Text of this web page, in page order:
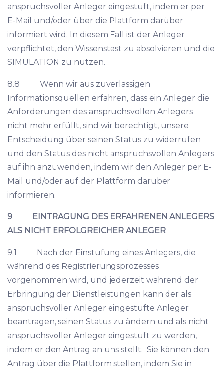
anspruchsvoller Anleger eingestuft, indem er per
E-Mail und/oder über die Plattform darüber
informiert wird. In diesem Fall ist der Anleger
verpflichtet, den Wissenstest zu absolvieren und die
SIMULATION zu nutzen.
8.8 Wenn wir aus zuverlässigen
Informationsquellen erfahren, dass ein Anleger die
Anforderungen des anspruchsvollen Anlegers
nicht mehr erfüllt, sind wir berechtigt, unsere
Entscheidung über seinen Status zu widerrufen
und den Status des nicht anspruchsvollen Anlegers
auf ihn anzuwenden, indem wir den Anleger per E-
Mail und/oder auf der Plattform darüber
informieren.
9 EINTRAGUNG DES ERFAHRENEN ANLEGERS
ALS NICHT ERFOLGREICHER ANLEGER
9.1 Nach der Einstufung eines Anlegers, die
während des Registrierungsprozesses
vorgenommen wird, und jederzeit während der
Erbringung der Dienstleistungen kann der als
anspruchsvoller Anleger eingestufte Anleger
beantragen, seinen Status zu ändern und als nicht
anspruchsvoller Anleger eingestuft zu werden,
indem er den Antrag an uns stellt. Sie können den
Antrag über die Plattform stellen, indem Sie in